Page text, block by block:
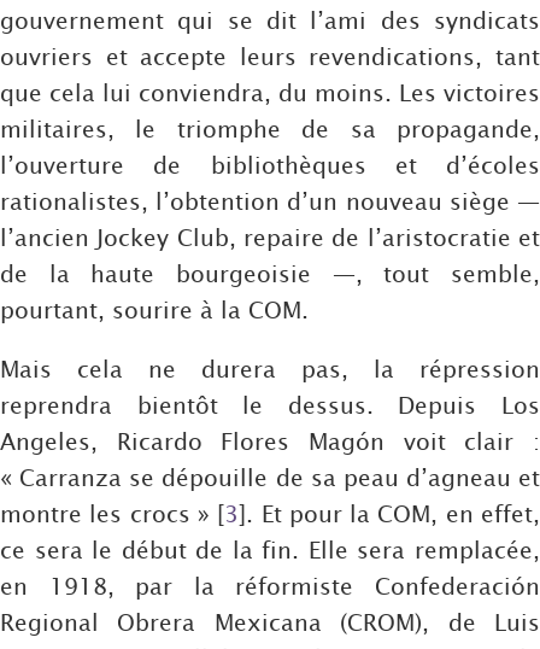
gouvernement qui se dit l’ami des syndicats
ouvriers et accepte leurs revendications, tant
que cela lui conviendra, du moins. Les victoires
militaires, le triomphe de sa propagande,
l’ouverture de bibliothèques et d’écoles
rationalistes, l’obtention d’un nouveau siège —
l’ancien Jockey Club, repaire de l’aristocratie et
de la haute bourgeoisie —, tout semble,
pourtant, sourire à la COM.
Mais cela ne durera pas, la répression
reprendra bientôt le dessus. Depuis Los
Angeles, Ricardo Flores Magón voit clair :
« Carranza se dépouille de sa peau d’agneau et
montre les crocs » [3]. Et pour la COM, en effet,
ce sera le début de la fin. Elle sera remplacée,
en 1918, par la réformiste Confederación
Regional Obrera Mexicana (CROM), de Luis